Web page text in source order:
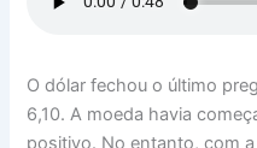
O dólar fechou o último
6,10. A moeda havia
positivo. No entanto, com